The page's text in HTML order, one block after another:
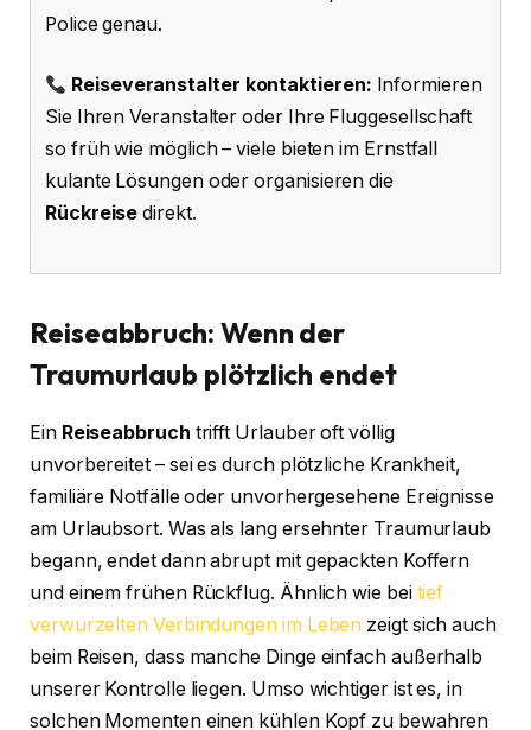
Police genau.
Reiseveranstalter kontaktieren: Informieren
Sie Ihren Veranstalter oder Ihre Fluggesellschaft
so früh wie möglich – viele bieten im Ernstfall
kulante Lösungen oder organisieren die
Rückreise direkt.
Reiseabbruch: Wenn der
Traumurlaub plötzlich endet
Ein Reiseabbruch trifft Urlauber oft völlig
unvorbereitet – sei es durch plötzliche Krankheit,
familiäre Notfälle oder unvorhergesehene Ereignisse
am Urlaubsort. Was als lang ersehnter Traumurlaub
begann, endet dann abrupt mit gepackten Koffern
und einem frühen Rückflug. Ähnlich wie bei tief
verwurzelten Verbindungen im Leben zeigt sich auch
beim Reisen, dass manche Dinge einfach außerhalb
unserer Kontrolle liegen. Umso wichtiger ist es, in
solchen Momenten einen kühlen Kopf zu bewahren